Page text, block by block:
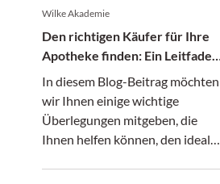
Wilke Akademie
Den richtigen Käufer für Ihre
Apotheke finden: Ein Leitfaden
für Apotheker
In diesem Blog-Beitrag möchten
wir Ihnen einige wichtige
Überlegungen mitgeben, die
Ihnen helfen können, den idealen